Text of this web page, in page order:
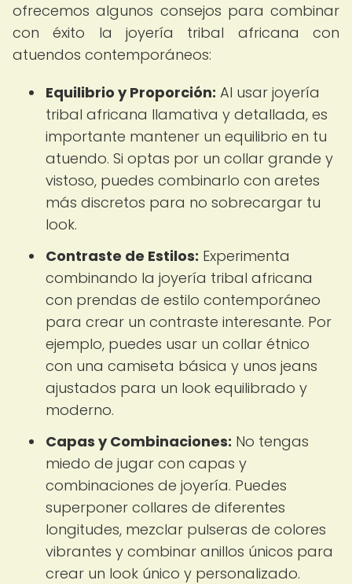
ofrecemos algunos consejos para combinar
con éxito la joyería tribal africana con
atuendos contemporáneos:
Equilibrio y Proporción: Al usar joyería
tribal africana llamativa y detallada, es
importante mantener un equilibrio en tu
atuendo. Si optas por un collar grande y
vistoso, puedes combinarlo con aretes
más discretos para no sobrecargar tu
look.
Contraste de Estilos: Experimenta
combinando la joyería tribal africana
con prendas de estilo contemporáneo
para crear un contraste interesante. Por
ejemplo, puedes usar un collar étnico
con una camiseta básica y unos jeans
ajustados para un look equilibrado y
moderno.
Capas y Combinaciones: No tengas
miedo de jugar con capas y
combinaciones de joyería. Puedes
superponer collares de diferentes
longitudes, mezclar pulseras de colores
vibrantes y combinar anillos únicos para
crear un look único y personalizado.